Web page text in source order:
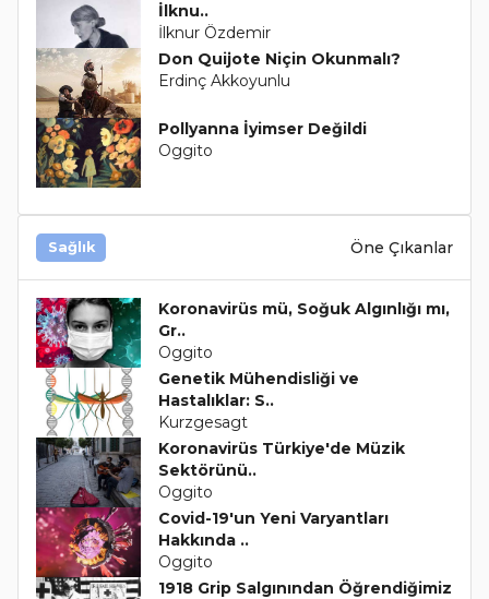
İlknu..
İlknur Özdemir
Don Quijote Niçin Okunmalı?
Erdinç Akkoyunlu
Pollyanna İyimser Değildi
Oggito
Sağlık Öne Çıkanlar
Koronavirüs mü, Soğuk Algınlığı mı,
Gr..
Oggito
Genetik Mühendisliği ve
Hastalıklar: S..
Kurzgesagt
Koronavirüs Türkiye'de Müzik
Sektörünü..
Oggito
Covid-19'un Yeni Varyantları
Hakkında ..
Oggito
1918 Grip Salgınından Öğrendiğimiz